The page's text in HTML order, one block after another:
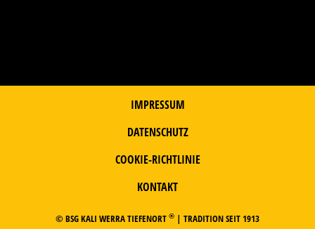
IMPRESSUM
DATENSCHUTZ
COOKIE-RICHTLINIE
KONTAKT
© BSG KALI WERRA TIEFENORT ® | TRADITION SEIT 1913